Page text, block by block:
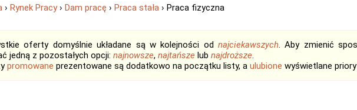
› Rynek Pracy› Dam pracę › Praca stała › Praca fizyczna
oferty domyślnie układane są w kolejności odnajciekawszych. Aby zmienić
jedną z pozostałych opcji: najnowsze, najtańsze lub najdroższe.
promowane prezentowane są dodatkowo na początku listy, a ulubione wyświetlane